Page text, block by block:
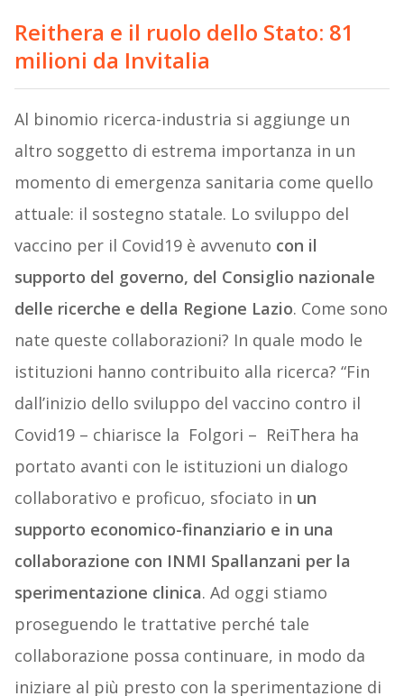
Reithera e il ruolo dello Stato: 81
milioni da Invitalia
Al binomio ricerca-industria si aggiunge un
altro soggetto di estrema importanza in un
momento di emergenza sanitaria come quello
attuale: il sostegno statale. Lo sviluppo del
vaccino per il Covid19 è avvenuto con il
supporto del governo, del Consiglio nazionale
delle ricerche e della Regione Lazio. Come sono
nate queste collaborazioni? In quale modo le
istituzioni hanno contribuito alla ricerca? “Fin
dall’inizio dello sviluppo del vaccino contro il
Covid19 – chiarisce la Folgori – ReiThera ha
portato avanti con le istituzioni un dialogo
collaborativo e proficuo, sfociato in un
supporto economico-finanziario e in una
collaborazione con INMI Spallanzani per la
sperimentazione clinica. Ad oggi stiamo
proseguendo le trattative perché tale
collaborazione possa continuare, in modo da
iniziare al più presto con la sperimentazione di